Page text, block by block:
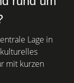
Lage in
mit kurzen